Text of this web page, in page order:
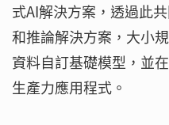
式AI解決方案，透過此
和推論解決方案，大小
資料自訂基礎模型，並
生產力應用程式。